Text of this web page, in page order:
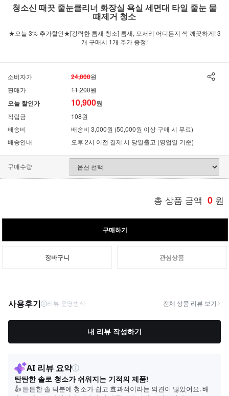
청소신 때끗 줄눈클리너 화장실 욕실 세면대 타일 줄눈 물
때제거 청소
★오늘 3% 추가할인★[강력한 틈새 청소] 틈새, 모서리 어디든지 싹 깨끗하게! 3
개 구매시 1개 추가 증정!
소비자가 24,000원
판매가
11,200원
오늘 할인가 10,900원
적립금
108원
배송비
배송비 3,000원 (50,000원 이상 구매 시 무료)
배송안내
오후 2시 이전 결제 시 당일출고 (영업일 기준)
구매수량
총 상품 금액 0 원
구매하기
장바구니 관심상품